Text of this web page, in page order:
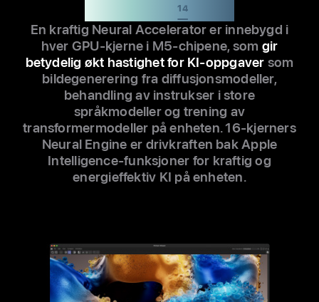
serien14
En kraftig Neural Accelerator er inne­bygd i
hver GPU-kjerne i M5-chipene, som gir
betydelig økt hastighet for KI-opp­gaver som
bildegenerering fra diffusjonsmodeller,
behand­ling av instrukser i store
språkmodeller og trening av
transformermodeller på enheten. 16-kjern­ers
Neural Engine er drivkraften bak Apple
Intelligence-funk­sjoner for kraftig og
energieffektiv KI på enheten.